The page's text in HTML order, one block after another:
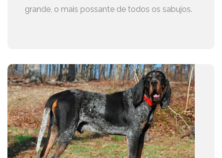
grande, o mais possante de todos os sabujos.